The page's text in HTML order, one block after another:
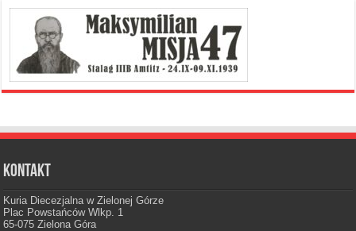
Kontakt
Kuria Diecezjalna w Zielonej Górze
Plac Powstańców Wlkp. 1
65-075 Zielona Góra